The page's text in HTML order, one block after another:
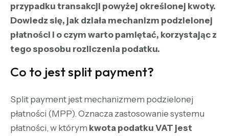
przypadku transakcji powyżej określonej kwoty.
Dowiedz się, jak działa mechanizm podzielonej
płatności i o czym warto pamiętać, korzystając z
tego sposobu rozliczenia podatku.
Co to jest split payment?
Split payment jest mechanizmem podzielonej
płatności (MPP). Oznacza zastosowanie systemu
płatności, w którym kwota podatku VAT jest